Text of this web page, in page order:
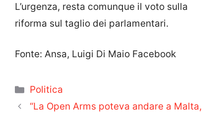
L’urgenza, resta comunque il voto sulla
riforma sul taglio dei parlamentari.
Fonte: Ansa, Luigi Di Maio Facebook
Categorie
Politica
“La Open Arms poteva andare a Malta,